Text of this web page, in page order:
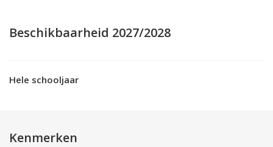
Beschikbaarheid 2027/2028
Hele schooljaar
Kenmerken